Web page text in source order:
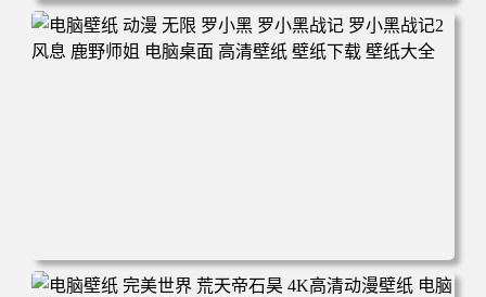
电脑壁纸 柯南和小兰背靠背 夕阳 日落 4K动漫壁纸 电脑桌
面 高清壁纸 壁纸下载 壁纸大全
电脑壁纸 动漫 无限 罗小黑 罗小黑战记 罗小黑战记2 风息